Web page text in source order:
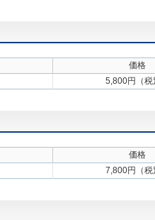
価格
5,800円（税
価格
7,800円（税